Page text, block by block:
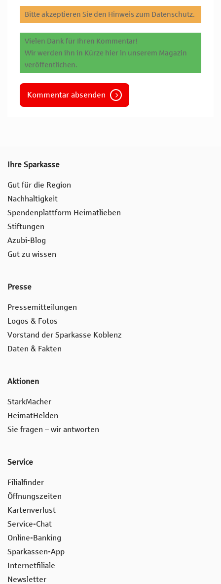
Bitte akzeptieren Sie den Hinweis zum Datenschutz.
Vielen Dank für Ihren Kommentar!
Wir werden ihn in Kürze hier in unserem Magazin
veröffentlichen.
Kommentar absenden
Ihre Sparkasse
Gut für die Region
Nachhaltigkeit
Spendenplattform Heimatlieben
Stiftungen
Azubi-Blog
Gut zu wissen
Presse
Pressemitteilungen
Logos & Fotos
Vorstand der Sparkasse Koblenz
Daten & Fakten
Aktionen
StarkMacher
HeimatHelden
Sie fragen – wir antworten
Service
Filialfinder
Öffnungszeiten
Kartenverlust
Service-Chat
Online-Banking
Sparkassen-App
Internetfiliale
Newsletter